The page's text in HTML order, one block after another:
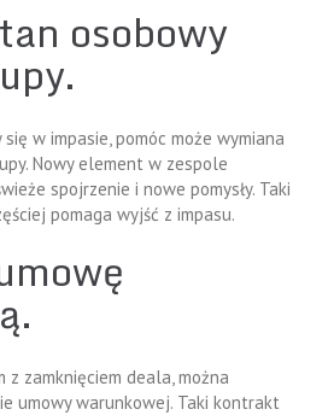
osobowy
w impasie, pomóc może wymiana
Nowy element w zespole
spojrzenie i nowe pomysły. Taki
pomaga wyjść z impasu.
z zamknięciem deala, można
umowy warunkowej. Taki kontrakt